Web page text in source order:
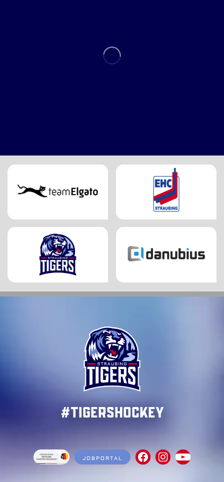
#TigersHockey
JOBPORTAL